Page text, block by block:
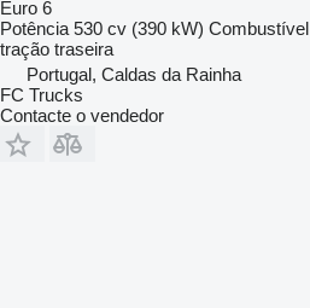
Euro 6
Potência 530 cv (390 kW) Combustível
tração traseira
Portugal, Caldas da Rainha
FC Trucks
Contacte o vendedor